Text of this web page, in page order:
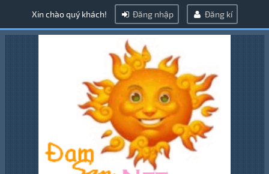
Xin chào quý khách! Đăng nhập Đăng kí